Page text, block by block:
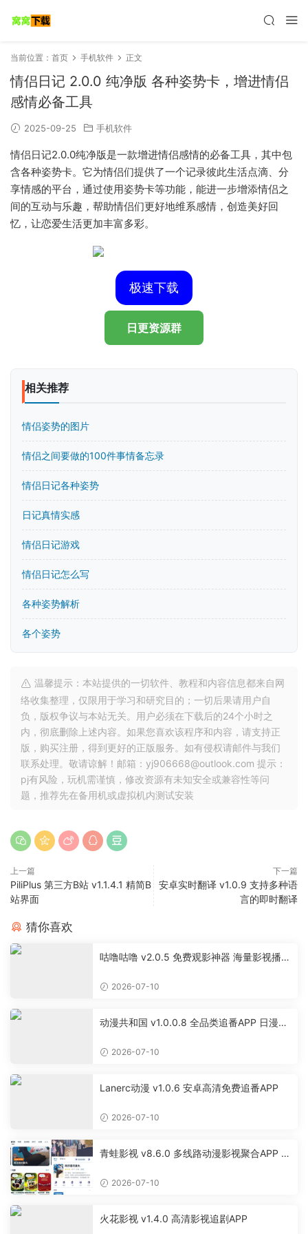
当前位置： 首页 手机软件 正文
情侣日记 2.0.0 纯净版 各种姿势卡，增进情侣
感情必备工具
2025-09-25 手机软件
情侣日记2.0.0纯净版是一款增进情侣感情的必备工具，其中包
含各种姿势卡。它为情侣们提供了一个记录彼此生活点滴、分
享情感的平台，通过使用姿势卡等功能，能进一步增添情侣之
间的互动与乐趣，帮助情侣们更好地维系感情，创造美好回
忆，让恋爱生活更加丰富多彩。
极速下载
日更资源群
相关推荐
情侣姿势的图片
情侣之间要做的100件事情备忘录
情侣日记各种姿势
日记真情实感
情侣日记游戏
情侣日记怎么写
各种姿势解析
各个姿势
温馨提示：本站提供的一切软件、教程和内容信息都来自网
络收集整理，仅限用于学习和研究目的；一切后果请用户自
负，版权争议与本站无关。用户必须在下载后的24个小时之
内，彻底删除上述内容。如果您喜欢该程序和内容，请支持正
版，购买注册，得到更好的正版服务。如有侵权请邮件与我们
联系处理。敬请谅解！邮箱：yj906668@outlook.com 提示：
pj有风险，玩机需谨慎，修改资源有未知安全或兼容性等问
题，推荐先在备用机或虚拟机内测试安装
上一篇
PiliPlus 第三方B站 v1.1.4.1 精简B
站界面
下一篇
安卓实时翻译 v1.0.9 支持多种语
言的即时翻译
猜你喜欢
咕噜咕噜 v2.0.5 免费观影神器 海量影视播放
2026-07-10
动漫共和国 v1.0.0.8 全品类追番APP 日漫国
2026-07-10
Lanerc动漫 v1.0.6 安卓高清免费追番APP
2026-07-10
青蛙影视 v8.6.0 多线路动漫影视聚合APP 免
2026-07-10
火花影视 v1.4.0 高清影视追剧APP